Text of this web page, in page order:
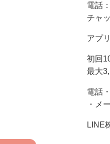
電話
チャ
アプ
初回
最大
電話
・メ
LINE